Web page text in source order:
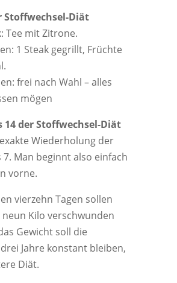
Stoffwechsel-Diät
Tee mit Zitrone.
1 Steak gegrillt, Früchte
frei nach Wahl – alles
mögen
14 der Stoffwechsel-Diät
Wiederholung der
7. Man beginnt also einfach
vorne.
vierzehn Tagen sollen
Kilo verschwunden
Gewicht soll die
Jahre konstant bleiben,
Diät.